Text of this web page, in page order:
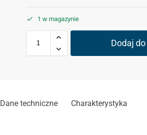
1 w magazynie
Dodaj
Dane techniczne Charakterystyka